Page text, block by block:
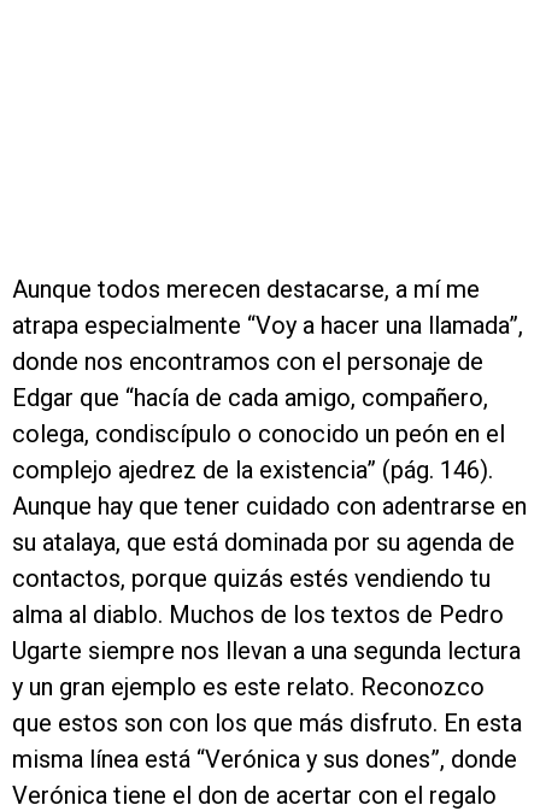
Aunque todos merecen destacarse, a mí me
atrapa especialmente “Voy a hacer una llamada”,
donde nos encontramos con el personaje de
Edgar que “hacía de cada amigo, compañero,
colega, condiscípulo o conocido un peón en el
complejo ajedrez de la existencia” (pág. 146).
Aunque hay que tener cuidado con adentrarse en
su atalaya, que está dominada por su agenda de
contactos, porque quizás estés vendiendo tu
alma al diablo. Muchos de los textos de Pedro
Ugarte siempre nos llevan a una segunda lectura
y un gran ejemplo es este relato. Reconozco
que estos son con los que más disfruto. En esta
misma línea está “Verónica y sus dones”, donde
Verónica tiene el don de acertar con el regalo